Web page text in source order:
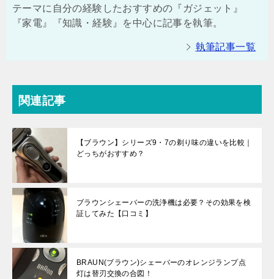
テーマに自分の経験したおすすめの『ガジェット』
『家電』『知識・経験』を中心に記事を執筆。
執筆記事一覧
関連記事
【ブラウン】シリーズ9・7の剃り味の違いを比較｜
どっちがおすすめ？
ブラウンシェーバーの洗浄機は必要？その効果を検
証してみた【口コミ】
BRAUN(ブラウン)シェーバーのオレンジランプ点
灯は替刃交換の合図！